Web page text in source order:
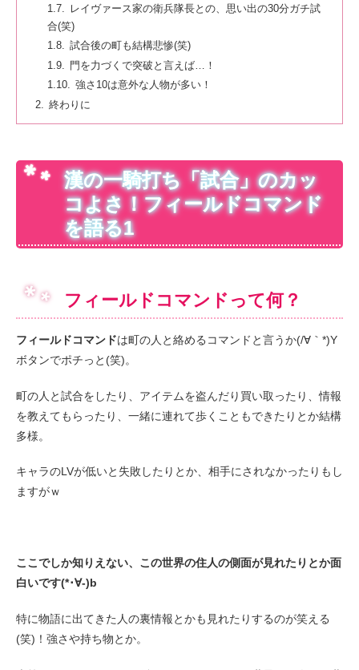
レイヴァース家の衛兵隊長との、思い出の30分ガチ試
合(笑)
試合後の町も結構悲惨(笑)
門を力づくで突破と言えば…！
強さ10は意外な人物が多い！
終わりに
漢の一騎打ち「試合」のカッ
コよさ！フィールドコマンド
を語る1
フィールドコマンドって何？
フィールドコマンドは町の人と絡めるコマンドと言うか(/∀｀*)Y
ボタンでポチっと(笑)。
町の人と試合をしたり、アイテムを盗んだり買い取ったり、情報
を教えてもらったり、一緒に連れて歩くこともできたりとか結構
多様。
キャラのLVが低いと失敗したりとか、相手にされなかったりもし
ますがｗ
ここでしか知りえない、この世界の住人の側面が見れたりとか面
白いです(*･∀-)b
特に物語に出てきた人の裏情報とかも見れたりするのが笑える
(笑)！強さや持ち物とか。